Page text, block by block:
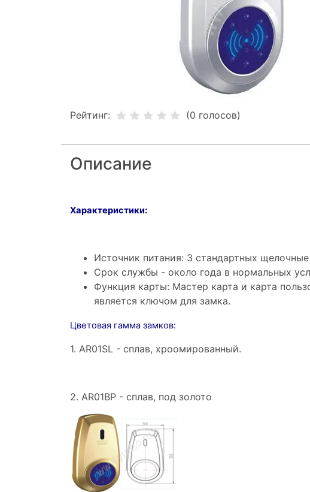
Рейтинг: (0 голосов)
Описание
Характеристики:
Источник питания: 3 стандартных
Срок службы - около года в нормальных
Функция карты: Мастер карта и карта
является ключом для замка.
Цветовая гамма замков:
1. AR01SL - сплав, хроомированный.
2. AR01BP - сплав, под золото